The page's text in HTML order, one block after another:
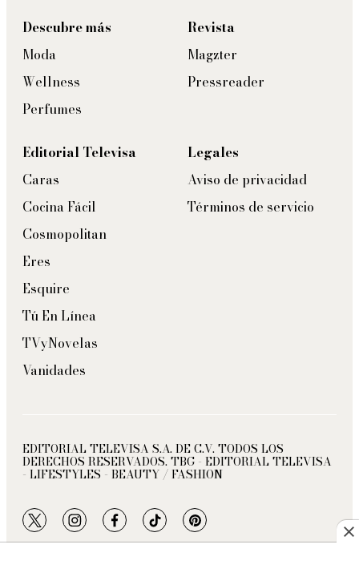
Descubre más
Moda
Wellness
Perfumes
Revista
Magzter
Pressreader
Editorial Televisa
Caras
Cocina Fácil
Cosmopolitan
Eres
Esquire
Tú En Línea
TVyNovelas
Vanidades
Legales
Aviso de privacidad
Términos de servicio
EDITORIAL TELEVISA S.A. DE C.V. TODOS LOS
DERECHOS RESERVADOS. TBG - EDITORIAL TELEVISA
- LIFESTYLES - BEAUTY / FASHION
twitterinstagramfacebooktiktokpinterest